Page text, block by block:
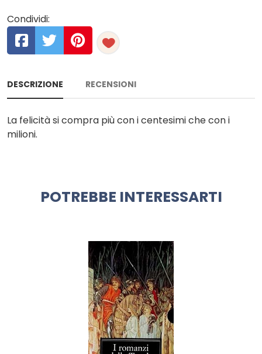
Condividi:
DESCRIZIONE RECENSIONI
La felicità si compra più con i centesimi che con i
milioni.
POTREBBE INTERESSARTI